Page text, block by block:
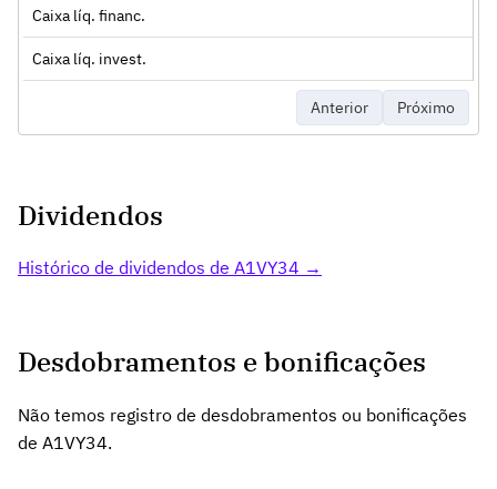
Caixa líq. financ.
Caixa líq. invest.
Anterior Próximo
Dividendos
Histórico de dividendos de A1VY34 →
Desdobramentos e bonificações
Não temos registro de desdobramentos ou bonificações
de A1VY34.